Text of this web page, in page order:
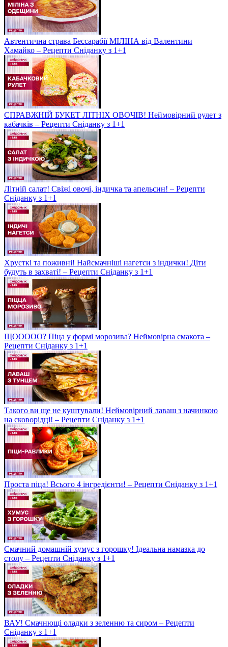
Автентична страва Бессарабії МІЛІНА від Валентини
Хамайко – Рецепти Сніданку з 1+1
СПРАВЖНІЙ БУКЕТ ЛІТНІХ ОВОЧІВ! Неймовірний рулет з
кабачків – Рецепти Сніданку з 1+1
Літній салат! Свіжі овочі, індичка та апельсин! – Рецепти
Сніданку з 1+1
Хрусткі та поживні! Найсмачніші нагетси з індички! Діти
будуть в захваті! – Рецепти Сніданку з 1+1
ЩООООО? Піца у формі морозива? Неймовірна смакота –
Рецепти Сніданку з 1+1
Такого ви ще не куштували! Неймовірний лаваш з начинкою
на сковорідці! – Рецепти Сніданку з 1+1
Проста піца! Всього 4 інгредієнти! – Рецепти Сніданку з 1+1
Смачний домашній хумус з горошку! Ідеальна намазка до
столу – Рецепти Сніданку з 1+1
ВАУ! Смачнющі оладки з зеленню та сиром – Рецепти
Сніданку з 1+1